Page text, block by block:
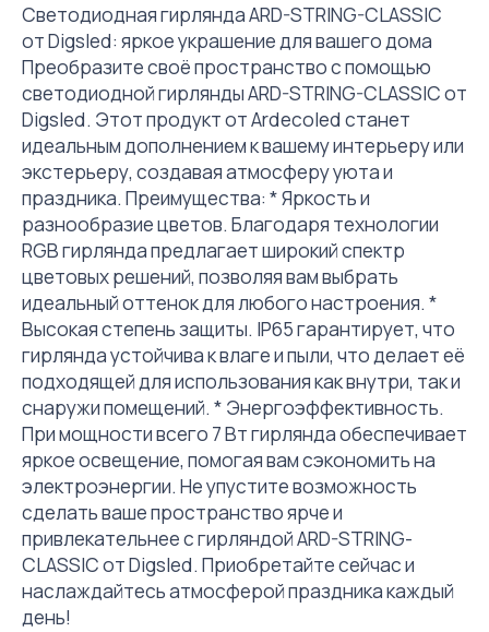
Светодиодная гирлянда ARD-STRING-CLASSIC
от Digsled: яркое украшение для вашего дома
Преобразите своё пространство с помощью
светодиодной гирлянды ARD-STRING-CLASSIC от
Digsled. Этот продукт от Ardecoled станет
идеальным дополнением к вашему интерьеру или
экстерьеру, создавая атмосферу уюта и
праздника. Преимущества: * Яркость и
разнообразие цветов. Благодаря технологии
RGB гирлянда предлагает широкий спектр
цветовых решений, позволяя вам выбрать
идеальный оттенок для любого настроения. *
Высокая степень защиты. IP65 гарантирует, что
гирлянда устойчива к влаге и пыли, что делает её
подходящей для использования как внутри, так и
снаружи помещений. * Энергоэффективность.
При мощности всего 7 Вт гирлянда обеспечивает
яркое освещение, помогая вам сэкономить на
электроэнергии. Не упустите возможность
сделать ваше пространство ярче и
привлекательнее с гирляндой ARD-STRING-
CLASSIC от Digsled. Приобретайте сейчас и
наслаждайтесь атмосферой праздника каждый
день!